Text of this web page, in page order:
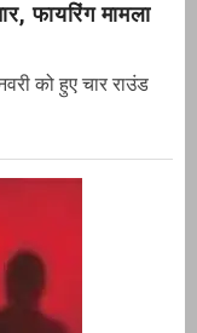
फायरिंग मामला
को हुए चार राउंड